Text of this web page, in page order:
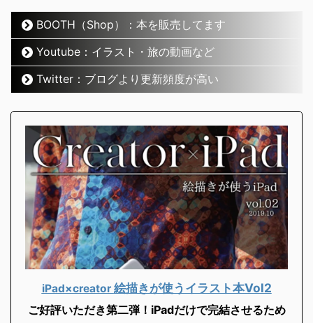
BOOTH（Shop）：本を販売してます
Youtube：イラスト・旅の動画など
Twitter：ブログより更新頻度が高い
iPad×creator 絵描きが使うイラスト本Vol2
ご好評いただき第二弾！iPadだけで完結させるため